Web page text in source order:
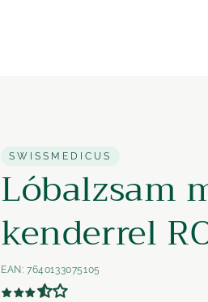
SWISSMEDICUS
Lóbalzsam
kenderrel
EAN: 7640133075105